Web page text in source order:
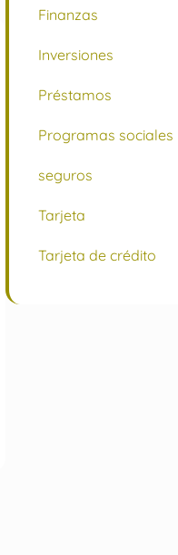
Finanzas
Inversiones
Préstamos
Programas sociales
seguros
Tarjeta
Tarjeta de crédito